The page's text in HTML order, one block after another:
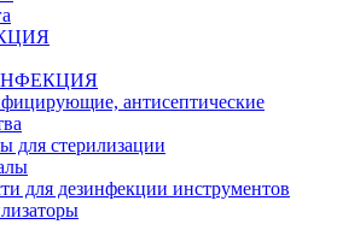
антисептические
для стерилизации
для дезинфекции инструментов